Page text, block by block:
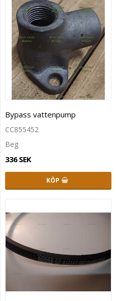
Bypass vattenpump
CC855452
Beg
336 SEK
KÖP